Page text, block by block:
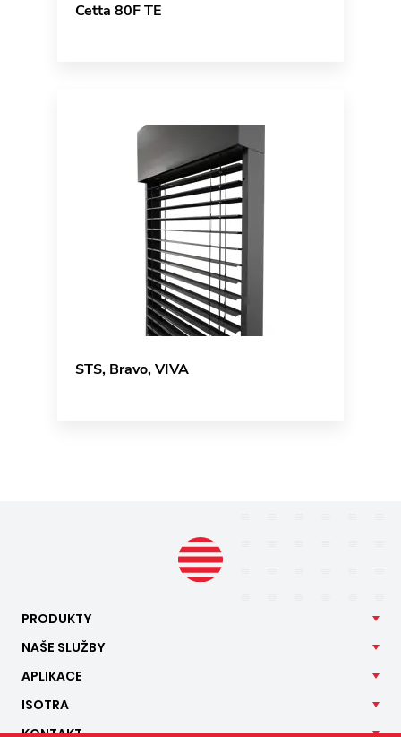
Cetta 80F TE
STS, Bravo, VIVA
PRODUKTY
NAŠE SLUŽBY
APLIKACE
ISOTRA
KONTAKT